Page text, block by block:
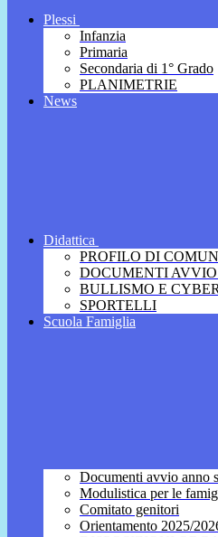
Plessi
Infanzia
Primaria
Secondaria di 1° Grado
PLANIMETRIE
News
Didattica
PROFILO DI
DOCUMENTI
BULLISMO E
SPORTELLI
Scuola Famiglia
Documenti avvio anno
Modulistica per le
Comitato genitori
Orientamento 2025/